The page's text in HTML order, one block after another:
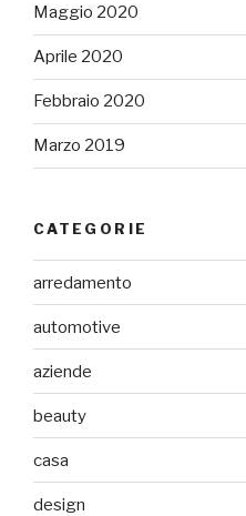
Maggio 2020
Aprile 2020
Febbraio 2020
Marzo 2019
CATEGORIE
arredamento
automotive
aziende
beauty
casa
design